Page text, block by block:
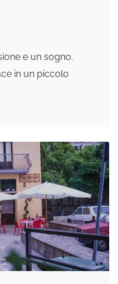
e un sogno.
in un piccolo